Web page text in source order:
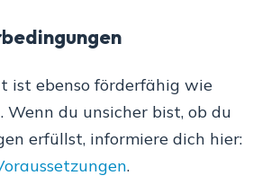
ist ebenso förderfähig wie
Wenn du unsicher bist, ob du
erfüllst, informiere dich hier:
.